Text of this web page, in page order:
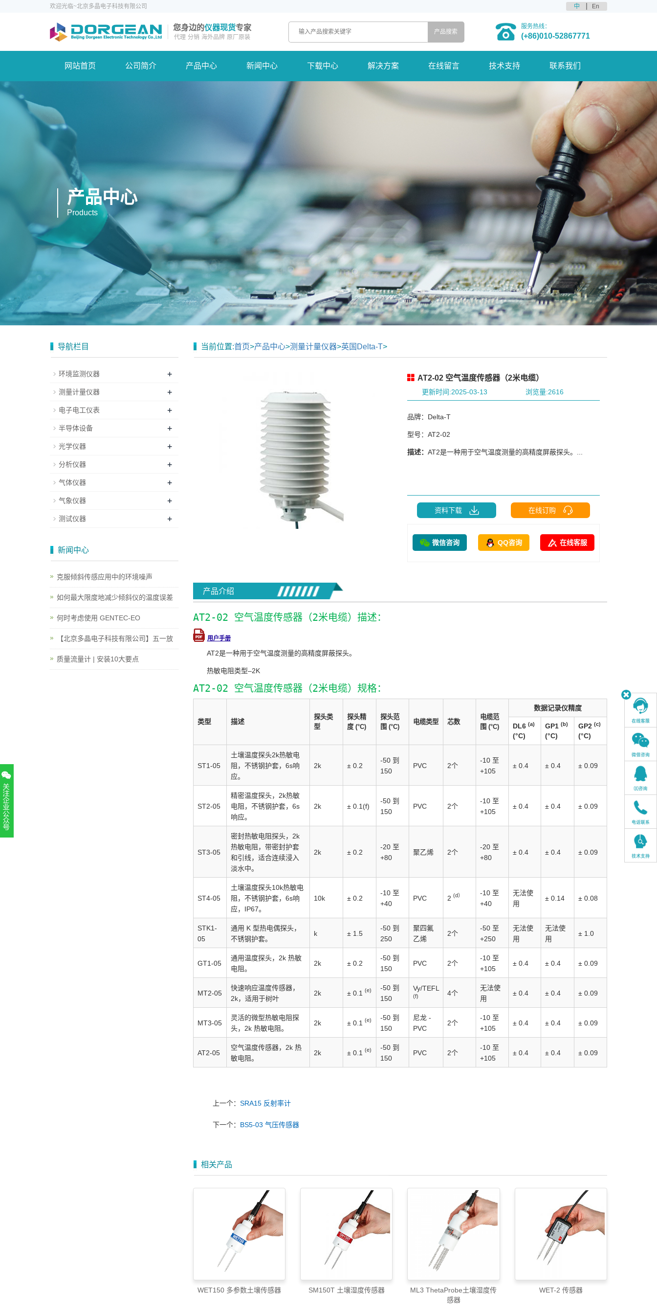
欢迎光临~北京多晶电子科技有限公司 中 En
您身边的仪器现货专家
代理 分销 海外品牌 原厂原装
服务热线：
(+86)010-52867771
网站首页 公司简介 产品中心 新闻中心 下载中心 解决方案 在线留言 技术支持 联系我们
产品中心
Products
当前位置:首页>产品中心>测量计量仪器>英国Delta-T>
AT2-02 空气温度传感器（2米电缆）
更新时间:2025-03-13 浏览量:2616
品牌：Delta-T
型号：AT2-02
描述：AT2是一种用于空气温度测量的高精度屏蔽探头。...
资料下载 在线订购
微信咨询 QQ咨询 在线客服
产品介绍
AT2-02 空气温度传感器（2米电缆）描述：
用户手册
AT2是一种用于空气温度测量的高精度屏蔽探头。
热敏电阻类型–2K
AT2-02 空气温度传感器（2米电缆）规格：
类型 描述
探头类
型
探头精
度 (°C)
探头范
围 (°C)
电缆类型 芯数
电缆范
围 (°C)
数据记录仪精度
DL6 (a)
(°C)
GP1 (b)
(°C)
GP2 (c)
(°C)
ST1-05
土壤温度探头2k热敏电
阻，不锈钢护套，6s响
应。
2k ± 0.2
-50 到
150
PVC 2个
-10 至
+105
± 0.4 ± 0.4 ± 0.09
ST2-05
精密温度探头，2k热敏
电阻，不锈钢护套，6s
响应。
2k ± 0.1(f)
-50 到
150
PVC 2个
-10 至
+105
± 0.4 ± 0.4 ± 0.09
ST3-05
密封热敏电阻探头，2k
热敏电阻，带密封护套
和引线，适合连续浸入
淡水中。
2k ± 0.2
-20 至
+80
聚乙烯 2个
-20 至
+80
± 0.4 ± 0.4 ± 0.09
ST4-05
土壤温度探头10k热敏电
阻，不锈钢护套，6s响
应，IP67。
10k ± 0.2
-10 至
+40
PVC 2 (d）
-10 至
+40
无法使
用
± 0.14 ± 0.08
STK1-
05
通用 K 型热电偶探头，
不锈钢护套。
k ± 1.5
-50 到
250
聚四氟
乙烯
2个
-50 至
+250
无法使
用
无法使
用
± 1.0
GT1-05
通用温度探头，2k 热敏
电阻。
2k ± 0.2
-50 到
150
PVC 2个
-10 至
+105
± 0.4 ± 0.4 ± 0.09
MT2-05
快速响应温度传感器，
2k，适用于树叶
2k ± 0.1 (e)
-50 到
150
Vy/TEFL
(f) 4个
无法使
用
± 0.4 ± 0.4 ± 0.09
MT3-05
灵活的微型热敏电阻探
头，2k 热敏电阻。
2k ± 0.1 (e)
-50 到
150
尼龙 -
PVC
2个
-10 至
+105
± 0.4 ± 0.4 ± 0.09
AT2-05
空气温度传感器，2k 热
敏电阻。
2k ± 0.1 (e)
-50 到
150
PVC 2个
-10 至
+105
± 0.4 ± 0.4 ± 0.09
上一个： SRA15 反射率计
下一个： BS5-03 气压传感器
相关产品
WET150 多参数土壤传感器 SM150T 土壤湿度传感器
ML3 ThetaProbe土壤湿度传
感器
WET-2 传感器
导航栏目
环境监测仪器 +
测量计量仪器 +
电子电工仪表 +
半导体设备 +
光学仪器 +
分析仪器 +
气体仪器 +
气象仪器 +
测试仪器 +
新闻中心
克服倾斜传感应用中的环境噪声
如何最大限度地减少倾斜仪的温度误差
何时考虑使用 GENTEC-EO
【北京多晶电子科技有限公司】五一放
质量流量计 | 安装10大要点
扫一扫，关注官方账号